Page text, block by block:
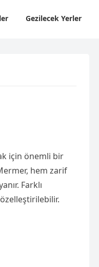
Gezilecek Yerler
için önemli bir
hem zarif
Farklı